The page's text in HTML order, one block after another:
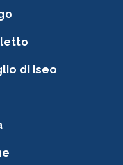
di Iseo